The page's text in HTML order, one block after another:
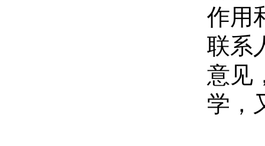
作用
联系
意见
学，